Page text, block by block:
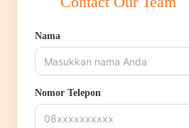
Nama
Nomor Telepon